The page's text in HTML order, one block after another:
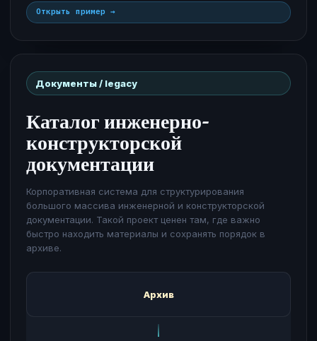
Открыть пример
Документы / legacy
Каталог инженерно-
конструкторской
документации
Корпоративная система для структурирования
большого массива инженерной и конструкторской
документации. Такой проект ценен там, где важно
быстро находить материалы и сохранять порядок в
архиве.
Архив